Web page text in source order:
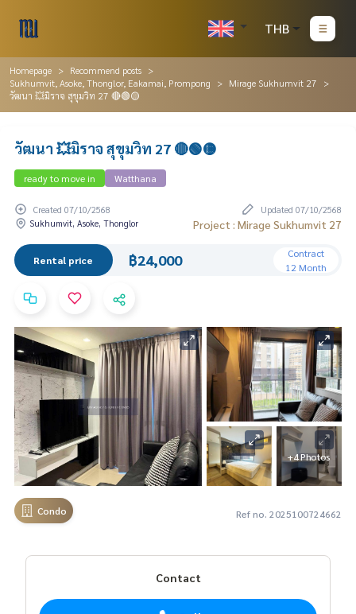
THB
Homepage
Recommend posts
Sukhumvit, Asoke, Thonglor, Eakamai, Prompong
Mirage Sukhumvit 27
วัฒนา 💥มิราจ สุขุมวิท 27 🔴🟢🟡
วัฒนา 💥มิราจ สุขุมวิท 27 🔴🟢🟡
ready to move in Watthana
Created 07/10/2568
Updated 07/10/2568
Sukhumvit, Asoke, Thonglor
Project : Mirage Sukhumvit 27
Rental price ฿24,000
Contract
12 Month
+4 Photos
Condo Ref no. 2025100724662
Contact